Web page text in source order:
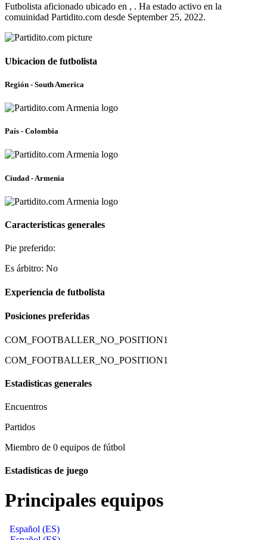
Futbolista aficionado ubicado en , . Ha estado activo en la
comuinidad Partidito.com desde September 25, 2022.
Ubicacion de futbolista
Región - South America
País - Colombia
Ciudad - Armenia
Caracteristicas generales
Pie preferido:
Es árbitro: No
Experiencia de futbolista
Posiciones preferidas
COM_FOOTBALLER_NO_POSITION1
COM_FOOTBALLER_NO_POSITION1
Estadisticas generales
Encuentros
Partidos
Miembro de 0 equipos de fútbol
Estadisticas de juego
Principales equipos
Español (ES)